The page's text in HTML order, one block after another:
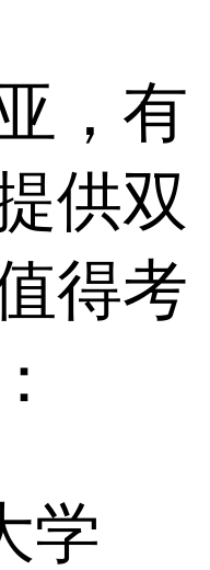
，有
供双
得考
学